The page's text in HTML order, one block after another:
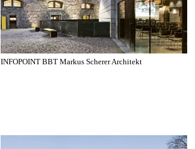
INFOPOINT BBT Markus Scherer Architekt